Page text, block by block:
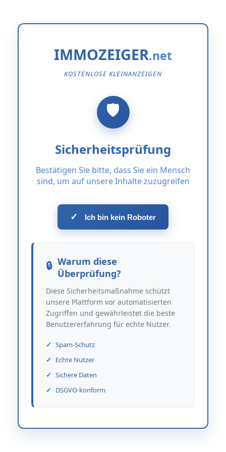
IMMOZEIGER
KOSTENLOSE KLEINANZEIGEN
Sicherheitsprüfung
Bestätigen Sie bitte, dass Sie ein Mensch
sind, um auf unsere Inhalte zuzugreifen
✓ Ich bin kein Roboter
Warum diese
Überprüfung?
Diese Sicherheitsmaßnahme schützt
unsere Plattform vor automatisierten
Zugriffen und gewährleistet die beste
Benutzererfahrung für echte Nutzer.
Spam-Schutz
Echte Nutzer
Sichere Daten
DSGVO-konform